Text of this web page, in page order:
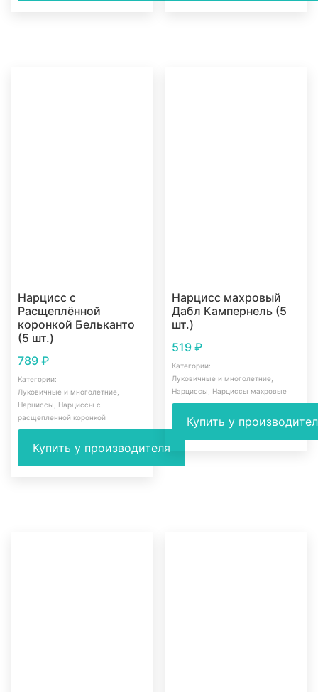
Нарцисс с
Расщеплённой
коронкой Бельканто
(5 шт.)
789 ₽
Категории:
Луковичные и многолетние
Нарциссы
Нарциссы с
расщепленной коронкой
Купить у производителя
Нарцисс махровый
Дабл Кампернель (5
шт.)
519₽
Категории:
Луковичные и многолетние
Нарциссы
Нарциссы махровые
Купить у